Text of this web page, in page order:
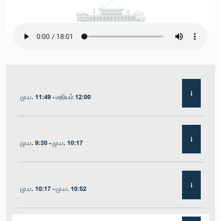
மு.ப. 11:49 - மதியம் 12:00
மு.ப. 9:30 - மு.ப. 10:17
மு.ப. 10:17 - மு.ப. 10:52